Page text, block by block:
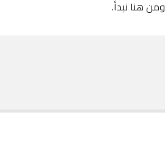
ومن هنا نبدأ.